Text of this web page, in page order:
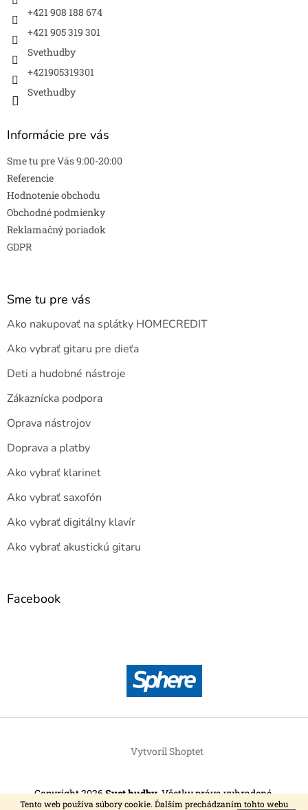
Tento web používa súbory cookie. Ďalším prechádzaním tohto webu
+421 908 188 674
+421 905 319 301
Svethudby
+421905319301
Svethudby
Informácie pre vás
Sme tu pre Vás 9:00-20:00
Referencie
Hodnotenie obchodu
Obchodné podmienky
Reklamačný poriadok
GDPR
Sme tu pre vás
Ako nakupovať na splátky HOMECREDIT
Ako vybrať gitaru pre dieťa
Deti a hudobné nástroje
Zákaznícka podpora
Oprava nástrojov
Doprava a platby
Ako vybrať klarinet
Ako vybrať saxofón
Ako vybrať digitálny klavír
Ako vybrať akustickú gitaru
Facebook
Vytvoril Shoptet
Copyright 2026Svet hudby. Všetky práva vyhradené.